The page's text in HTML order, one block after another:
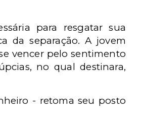
para resgatar sua
da separação. A jovem
vencer pelo sentimento
no qual destinara,
- retoma seu posto